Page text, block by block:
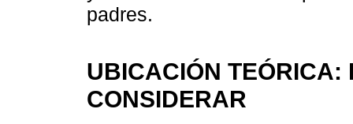
padres.
UBICACIÓN TEÓRICA:
CONSIDERAR